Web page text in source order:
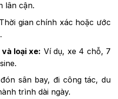
lân cận.
Thời gian chính xác hoặc ước
loại xe: Ví dụ, xe 4 chỗ, 7
sân bay, đi công tác, du
trình dài ngày.